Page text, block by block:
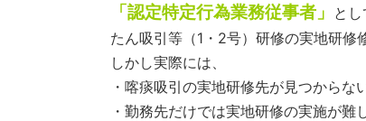
「認定特定行為業務従事者」 と
たん吸引等（1・2号）研修の実地研修
しかし実際には、
・喀痰吸引の実地研修先が見つからな
・勤務先だけでは実地研修の実施が難